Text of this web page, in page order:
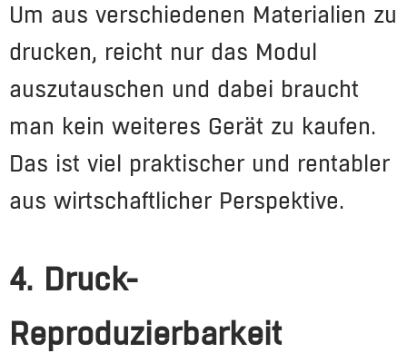
Um aus verschiedenen Materialien zu
drucken, reicht nur das Modul
auszutauschen und dabei braucht
man kein weiteres Gerät zu kaufen.
Das ist viel praktischer und rentabler
aus wirtschaftlicher Perspektive.
4. Druck-
Reproduzierbarkeit